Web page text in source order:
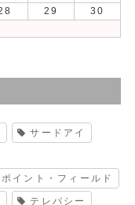
29
30
サードアイ
イント・フィールド
テレパシー